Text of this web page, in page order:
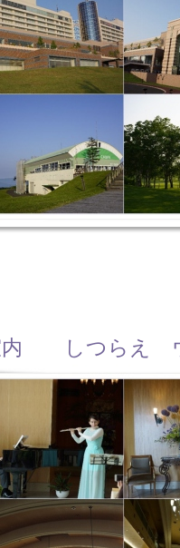
内 しつらえ